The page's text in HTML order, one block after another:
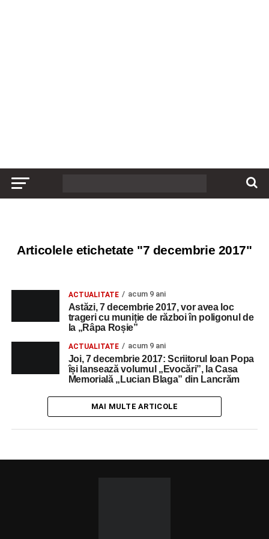
Articolele etichetate "7 decembrie 2017"
ACTUALITATE acum 9 ani
Astăzi, 7 decembrie 2017, vor avea loc
trageri cu muniție de război în poligonul de
la „Râpa Roșie”
ACTUALITATE acum 9 ani
Joi, 7 decembrie 2017: Scriitorul Ioan Popa
își lansează volumul „Evocări”, la Casa
Memorială „Lucian Blaga” din Lancrăm
MAI MULTE ARTICOLE